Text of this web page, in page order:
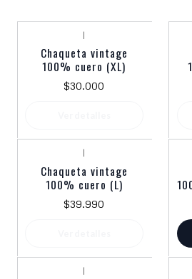
|
Chaqueta vintage
100% cuero (XL)
$30.000
|
Chaqueta vintage
100% cuero (L)
$39.990
|